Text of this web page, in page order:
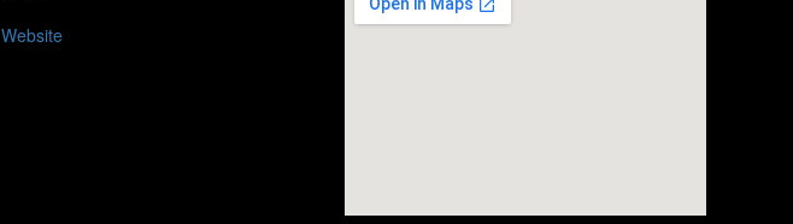
Website